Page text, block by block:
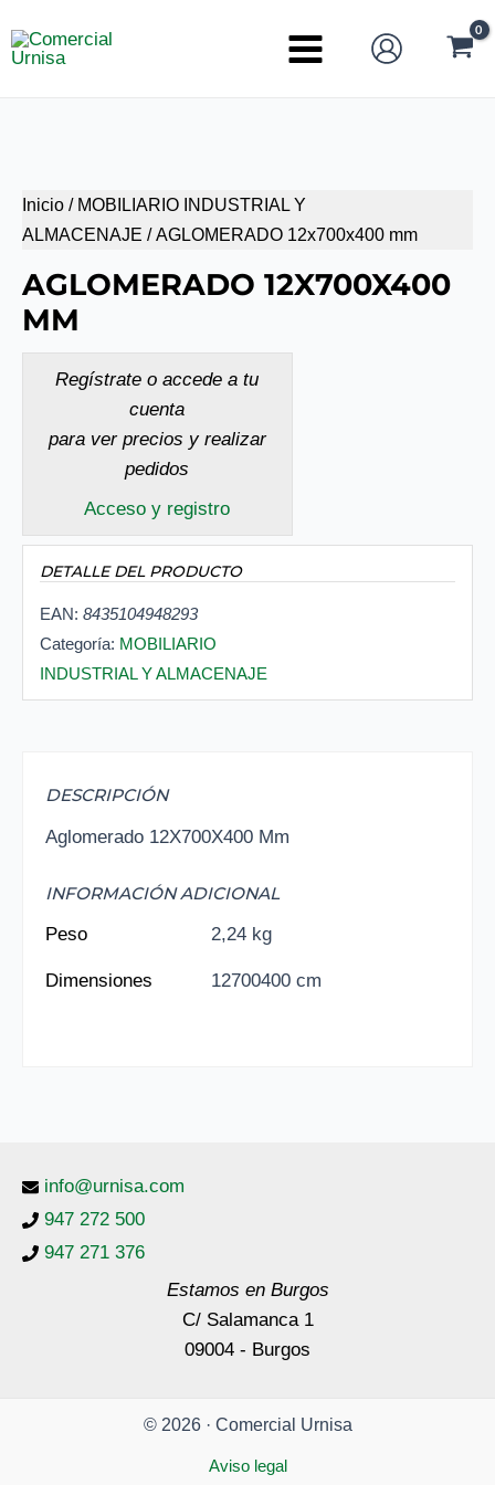
al
Main
Inicio / MOBILIARIO INDUSTRIAL Y
ALMACENAJE / AGLOMERADO 12x700x400 mm
AGLOMERADO 12X700X400
MM
Regístrate o accede a tu
cuenta
para ver precios y realizar
pedidos
Acceso y registro
DETALLE DEL PRODUCTO
EAN: 8435104948293
Categoría: MOBILIARIO
INDUSTRIAL Y ALMACENAJE
DESCRIPCIÓN
Aglomerado 12X700X400 Mm
INFORMACIÓN ADICIONAL
Peso
2,24 kg
Dimensiones 12700400 cm
info@urnisa.com
947 272 500
947 271 376
Estamos en Burgos
C/ Salamanca 1
09004 - Burgos
© 2026 · Comercial Urnisa
Aviso legal